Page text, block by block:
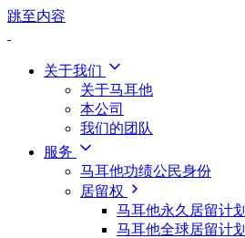
跳至内容
关于我们
关于马耳他
本公司
我们的团队
服务
马耳他功绩公民身份
居留权
马耳他永久居留计划
马耳他全球居留计划